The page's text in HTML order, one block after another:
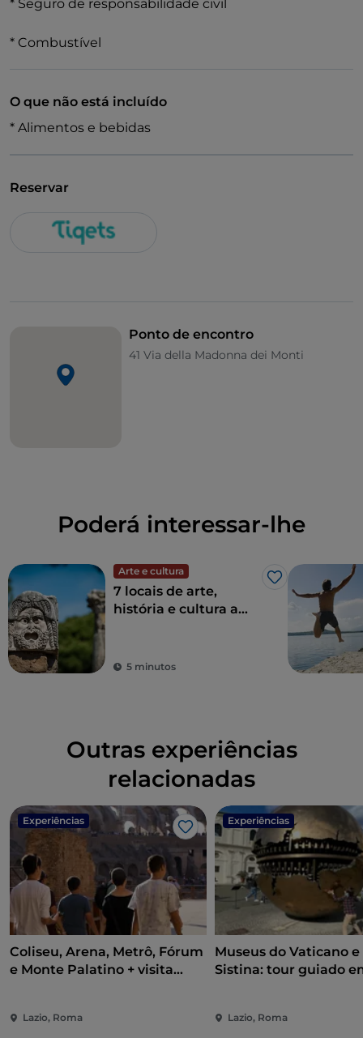
* Seguro de responsabilidade civil
* Combustível
O que não está incluído
* Alimentos e bebidas
Reservar
Ponto de encontro
41 Via della Madonna dei Monti
Poderá interessar-lhe
Arte e cultura
Gosto
7 locais de arte,
história e cultura a
5 minutos
Outras experiências
relacionadas
Experiências
Gosto
Coliseu, Arena, Metrô, Fórum
e Monte Palatino + visita
Lazio, Roma
Experiências
Museus do Vaticano
Sistina: tour guiado
Lazio, Roma